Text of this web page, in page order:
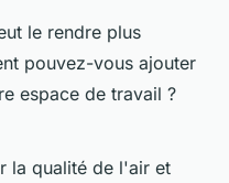
le rendre plus
pouvez-vous ajouter
espace de travail ?
la qualité de l'air et